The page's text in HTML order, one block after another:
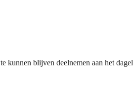
kunnen blijven deelnemen aan het